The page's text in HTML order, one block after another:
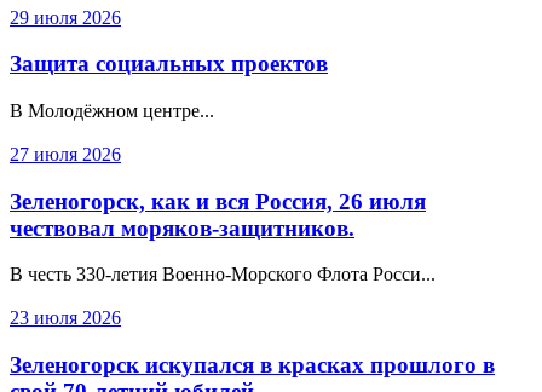
29 июля 2026
Защита социальных проектов
В Молодёжном центре...
27 июля 2026
Зеленогорск, как и вся Россия, 26 июля
чествовал моряков-защитников.
В честь 330‑летия Военно‑Морского Флота Росси...
23 июля 2026
Зеленогорск искупался в красках прошлого в